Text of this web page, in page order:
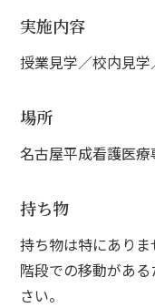
実施内容
授業見学／校内見
場所
名古屋平成看護医療
持ち物
持ち物は特にありま
階段での移動があ
さい。